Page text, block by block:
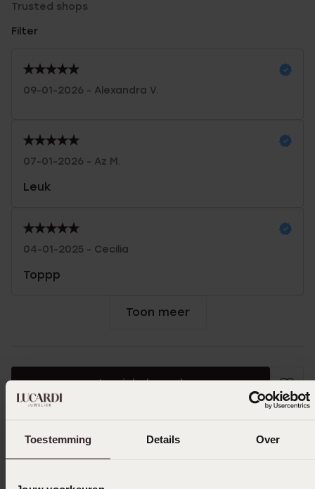
Toestemming Details Over
Trusted shops
Filter
09-01-2026 - Alexandra V.
07-01-2026 - Az M.
Leuk
04-01-2025 - Cecilia
Toppp
Toon meer
In winkelmand